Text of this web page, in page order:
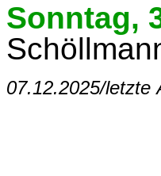
Sonntag,
07.12.2025/letzte